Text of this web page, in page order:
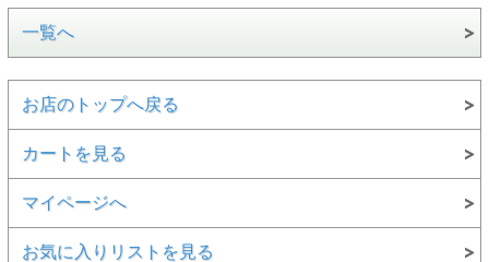
一覧へ
お店のトップへ戻る
カートを見る
マイページへ
お気に入りリストを見る